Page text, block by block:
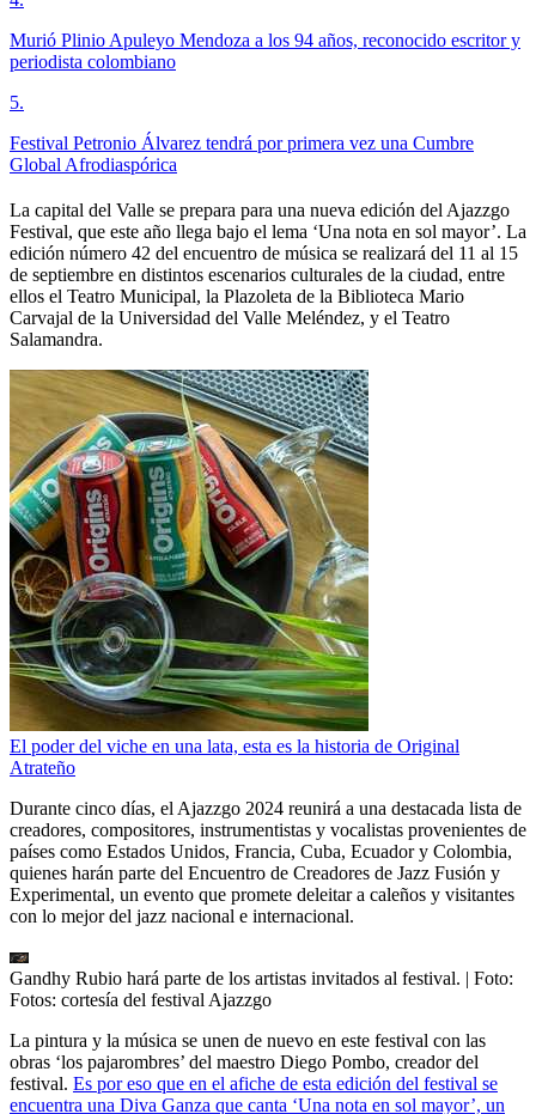
Murió Plinio Apuleyo Mendoza a los 94 años, reconocido escritor y
periodista colombiano
5.
Festival Petronio Álvarez tendrá por primera vez una Cumbre
Global Afrodiaspórica
La capital del Valle se prepara para una nueva edición del Ajazzgo
Festival, que este año llega bajo el lema ‘Una nota en sol mayor’. La
edición número 42 del encuentro de música se realizará del 11 al 15
de septiembre en distintos escenarios culturales de la ciudad, entre
ellos el Teatro Municipal, la Plazoleta de la Biblioteca Mario
Carvajal de la Universidad del Valle Meléndez, y el Teatro
Salamandra.
El poder del viche en una lata, esta es la historia de Original
Atrateño
Durante cinco días, el Ajazzgo 2024 reunirá a una destacada lista de
creadores, compositores, instrumentistas y vocalistas provenientes de
países como Estados Unidos, Francia, Cuba, Ecuador y Colombia,
quienes harán parte del Encuentro de Creadores de Jazz Fusión y
Experimental, un evento que promete deleitar a caleños y visitantes
con lo mejor del jazz nacional e internacional.
Gandhy Rubio hará parte de los artistas invitados al festival. | Foto:
Fotos: cortesía del festival Ajazzgo
La pintura y la música se unen de nuevo en este festival con las
obras ‘los pajarombres’ del maestro Diego Pombo, creador del
festival. Es por eso que en el afiche de esta edición del festival se
encuentra una Diva Ganza que canta ‘Una nota en sol mayor’, un